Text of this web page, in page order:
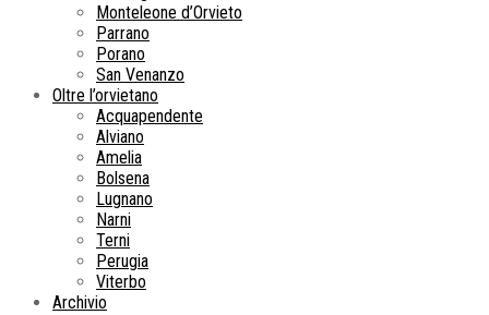
Monteleone d’Orvieto
Parrano
Porano
San Venanzo
Oltre l’orvietano
Acquapendente
Alviano
Amelia
Bolsena
Lugnano
Narni
Terni
Perugia
Viterbo
Archivio